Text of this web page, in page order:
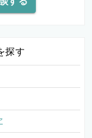
探す